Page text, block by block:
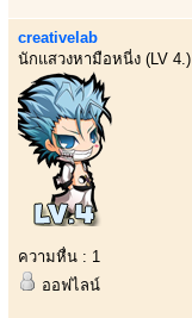
creativelab
นักแสวงหามือหนี่ง (LV 4.)
ความหื่น : 1
ออฟไลน์